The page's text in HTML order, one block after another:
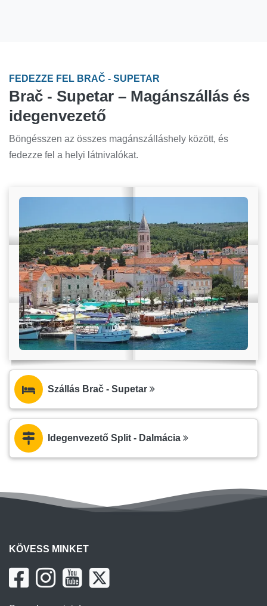
FEDEZZE FEL BRAČ - SUPETAR
Brač - Supetar – Magánszállás és
idegenvezető
Böngésszen az összes magánszálláshely között, és
fedezze fel a helyi látnivalókat.
Szállás Brač - Supetar
Idegenvezető Split - Dalmácia
KÖVESS MINKET